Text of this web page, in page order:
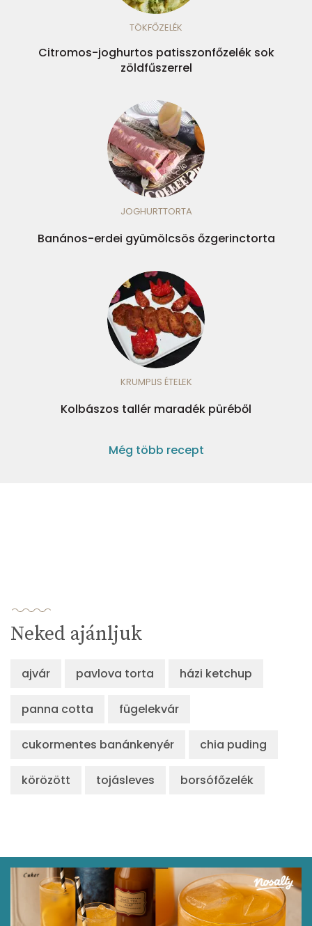
TÖKFŐZELÉK
Citromos-joghurtos patisszonfőzelék sok
zöldfűszerrel
JOGHURTTORTA
Banános-erdei gyümölcsös őzgerinctorta
KRUMPLIS ÉTELEK
Kolbászos tallér maradék püréből
Még több recept
Neked ajánljuk
ajvár pavlova torta házi ketchup
panna cotta fügelekvár
cukormentes banánkenyér chia puding
körözött tojásleves borsófőzelék